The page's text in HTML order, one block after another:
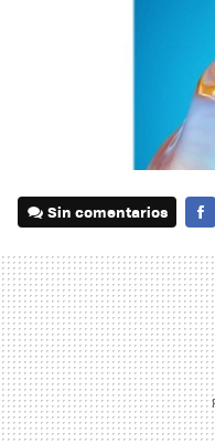
Sin comentarios